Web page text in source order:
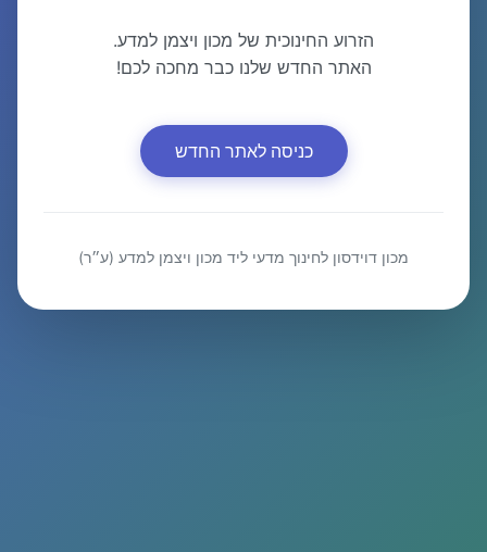
הזרוע החינוכית של מכון ויצמן למדע.
האתר החדש שלנו כבר מחכה לכם!
כניסה לאתר החדש
מכון דוידסון לחינוך מדעי ליד מכון ויצמן למדע (ע״ר)